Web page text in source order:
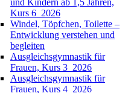
Kurs 6_2026
Windel, Töpfchen, Toilette –
Entwicklung verstehen und
begleiten
Ausgleichsgymnastik für
Frauen, Kurs 3_2026
Ausgleichsgymnastik für
Frauen, Kurs 4_2026